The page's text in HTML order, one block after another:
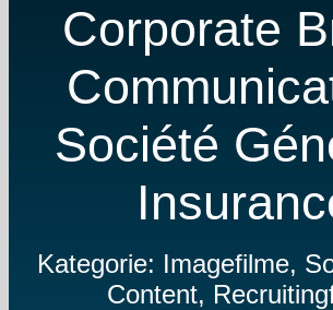
Corporate
Société
Kategorie: Imagefilme,
Content,